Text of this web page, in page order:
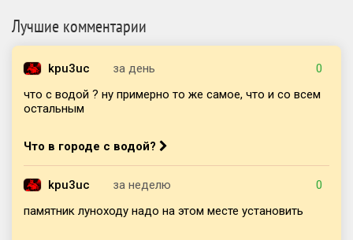
Лучшие комментарии
kpu3uc за день
0
что с водой ? ну примерно то же самое, что и со всем
остальным
Что в городе с водой?
kpu3uc за неделю
0
памятник луноходу надо на этом месте установить